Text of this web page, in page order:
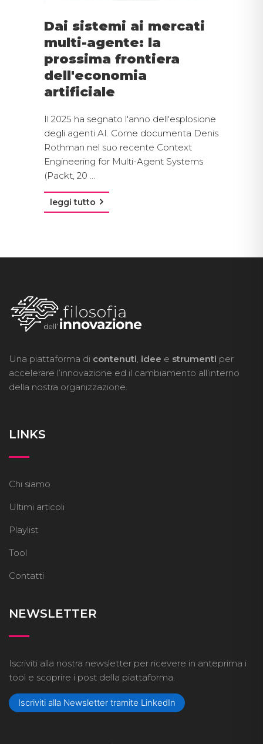
Dai sistemi ai mercati
multi-agente: la
prossima frontiera
dell'economia
artificiale
Il 2025 ha segnato l'anno dell'esplosione
degli agenti AI. Come documenta Denis
Rothman nel suo recente Context
Engineering for Multi-Agent Systems
(Packt, 20 ...
leggi tutto
Una piattaforma di contenuti idee e strumenti per
accelerare l’innovazione ed il cambiamento all’interno
della nostra organizzazione.
LINKS
Chi siamo
Ultimi articoli
Playlist
Tool
Contatti
NEWSLETTER
Iscriviti alla nostra newsletter per ricevere in anteprima i
tool e scoprire i post della piattaforma.
Iscriviti alla Newsletter tramite LinkedIn